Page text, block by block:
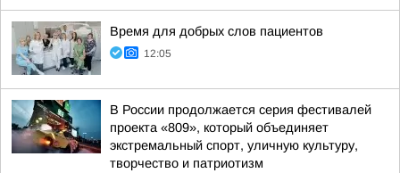
Время для добрых слов пациентов
12:05
В России продолжается серия фестивалей
проекта «809», который объединяет
экстремальный спорт, уличную культуру,
творчество и патриотизм